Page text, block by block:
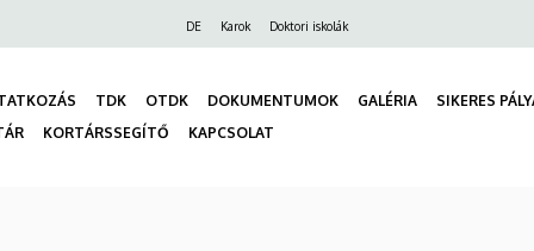
DE Karok Doktori iskolák
TDK OTDK DOKUMENTUMOK GALÉRIA
SIKERES
KORTÁRSSEGÍTŐ KAPCSOLAT